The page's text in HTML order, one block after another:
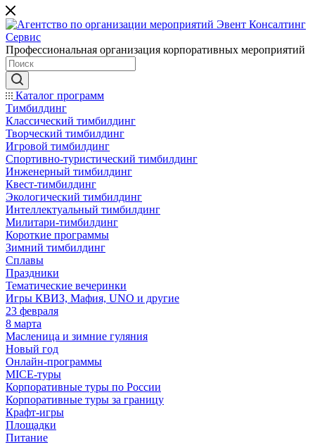
Профессиональная организация корпоративных мероприятий
Каталог программ
Тимбилдинг
Классический тимбилдинг
Творческий тимбилдинг
Игровой тимбилдинг
Спортивно-туристический тимбилдинг
Инженерный тимбилдинг
Квест-тимбилдинг
Экологический тимбилдинг
Интеллектуальный тимбилдинг
Милитари-тимбилдинг
Короткие программы
Зимний тимбилдинг
Сплавы
Праздники
Тематические вечеринки
Игры КВИЗ, Мафия, UNO и другие
23 февраля
8 марта
Масленица и зимние гуляния
Новый год
Онлайн-программы
MICE‑туры
Корпоративные туры по России
Корпоративные туры за границу
Крафт-игры
Площадки
Питание